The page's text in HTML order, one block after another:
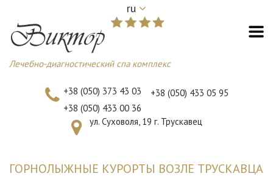
ru
Лечебно-диагностический спа комплекс
+38 (050) 373 43 03
+38 (050) 433 00 36
+38 (050) 433 05 95
ул. Суховоля, 19 г. Трускавец
ГОРНОЛЫЖНЫЕ КУРОРТЫ ВОЗЛЕ ТРУСКАВЦА